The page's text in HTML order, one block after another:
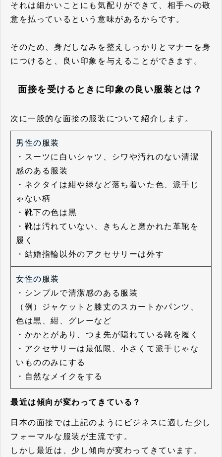
それは細かいことにも気配りができて、相手への敬
意を払っているという意味があるからです。
そのため、身だしなみを整えしっかりとマナーを身
につけると、良い印象を与えることができます。
面接を受けるときに印象の良い服装とは？
次に一般的な面接の服装について紹介します。
男性の服装
・スーツに白いシャツ、シワや汚れのない清潔
感のある服装
・ネクタイは紺や緑など落ち着いた色、派手じ
ゃない柄
・靴下の色は黒
・靴は汚れていない、きちんと磨かれた革靴を
履く
・結婚指輪以外のアクセサリーは外す
女性の服装
・シンプルで清潔感のある服装
（例）ジャケットと膝丈のスカートかパンツ、
色は黒、紺、グレーなど
・かかとがあり、つま先が隠れている靴を履く
・アクセサリーは最低限、小さくて派手じゃな
いもののみにする
・自然なメイクをする
最近は傾向が変わってきている？
日本の面接では上記のようにビジネスに適した少し
フォーマルな服装が主流です。
しかし最近は、少し傾向が変わってきています。